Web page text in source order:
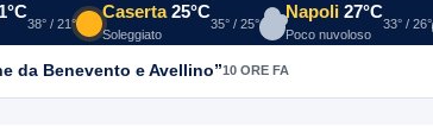
38° / 21°
Caserta 25°C
Soleggiato
35° / 25°
Napoli 27°C
Poco nuvoloso
33° / 26°
da Benevento e Avellino”10 ORE FA